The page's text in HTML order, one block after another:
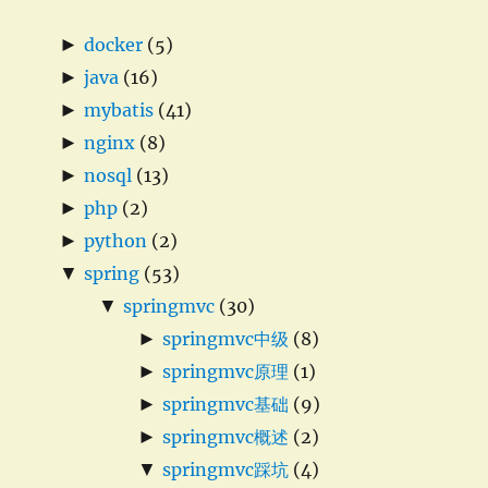
► docker (5)
► java (16)
► mybatis (41)
► nginx (8)
► nosql (13)
► php (2)
► python (2)
▼ spring (53)
▼ springmvc (30)
► springmvc中级 (8)
► springmvc原理 (1)
► springmvc基础 (9)
► springmvc概述 (2)
▼ springmvc踩坑 (4)